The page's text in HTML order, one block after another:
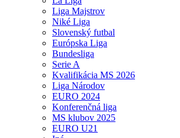
Liga Majstrov
Niké Liga
Slovenský futbal
Európska Liga
Bundesliga
Serie A
Kvalifikácia MS 2026
Liga Národov
EURO 2024
Konferenčná liga
MS klubov 2025
EURO U21